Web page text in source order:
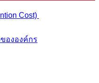
Cost)
ององค์กร